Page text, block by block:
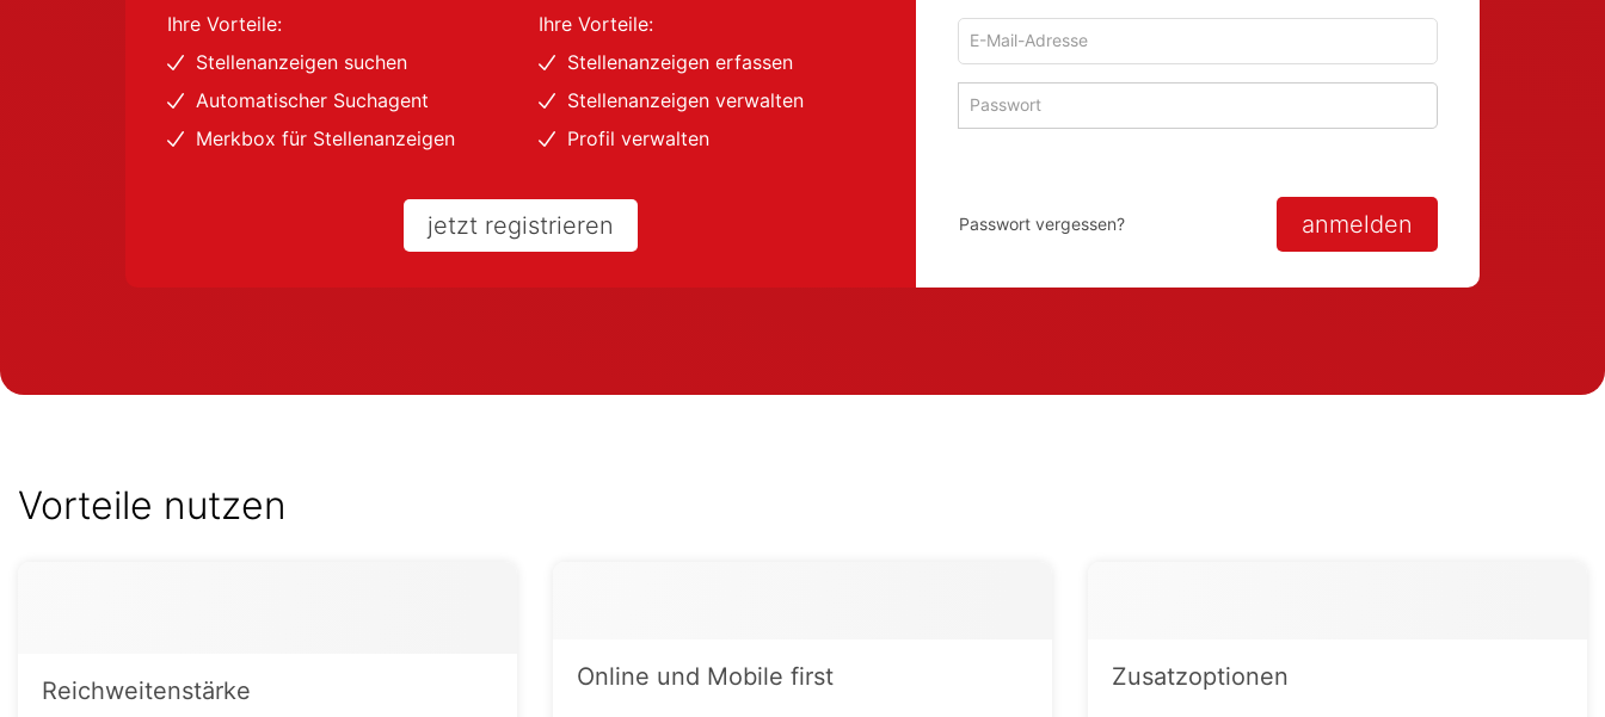
Ihre Vorteile:
Stellenanzeigen suchen
Automatischer Suchagent
Merkbox für Stellenanzeigen
Ihre Vorteile:
Stellenanzeigen erfassen
Stellenanzeigen verwalten
Profil verwalten
jetzt registrieren
Adresse
zum
Anmelden
anmelden
Passwort vergessen?
Vorteile nutzen
Reichweitenstärke Online und Mobile first Zusatzoptionen